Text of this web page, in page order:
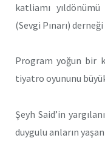
katliamı
(Sevgi Pınarı)
Program yoğun bir
tiyatro oyununu
Şeyh Said’in
duygulu anların